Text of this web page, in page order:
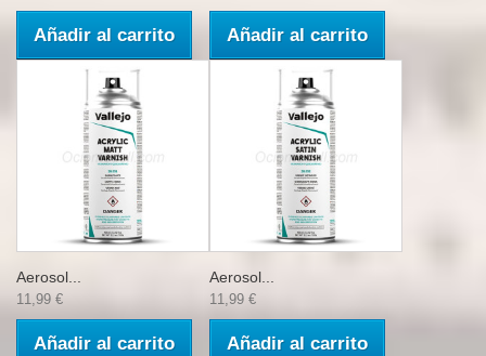
Añadir al carrito Añadir al carrito
Aerosol...
11,99 €
Añadir al carrito
Aerosol...
11,99 €
Añadir al carrito